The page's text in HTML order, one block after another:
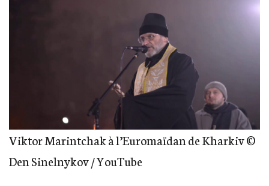
Viktor Marintchak à l’Euromaïdan de Kharkiv ©
Den Sinelnykov / YouTube